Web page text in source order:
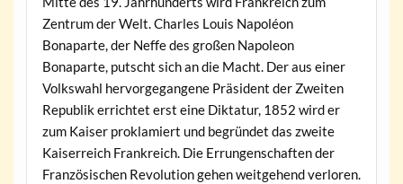
Zentrum der Welt. Charles Louis Napoléon
Bonaparte, der Neffe des großen Napoleon
Bonaparte, putscht sich an die Macht. Der aus einer
Volkswahl hervorgegangene Präsident der Zweiten
Republik errichtet erst eine Diktatur, 1852 wird er
zum Kaiser proklamiert und begründet das zweite
Kaiserreich Frankreich. Die Errungenschaften der
Französischen Revolution gehen weitgehend verloren.